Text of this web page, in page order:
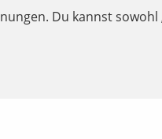
Du kannst sowohl